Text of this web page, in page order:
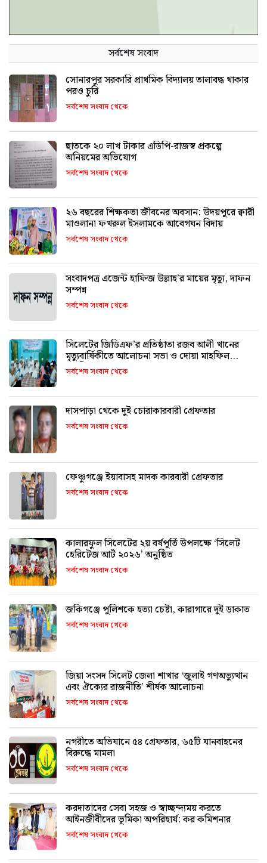
সর্বশেষ সংবাদ
সোনারপুর সরকারি প্রাথমিক বিদ্যালয় তালাবদ্ধ থাকার
পরও চুরি
সর্বশেষ সংবাদ থেকে
ছাতকে ২০ লাখ টাকার এডিপি-রাজস্ব প্রকল্পে
অনিয়মের অভিযোগ
সর্বশেষ সংবাদ থেকে
২৬ বছরের শিক্ষকতা জীবনের অবসান: উদয়পুরে ক্বারী
মাওলানা ফখরুল ইসলামকে আবেগঘন বিদায়
সর্বশেষ সংবাদ থেকে
সংবাদপত্র এজেন্ট হাফিজ উল্লাহ’র মায়ের মৃত্যু, দাফন
সম্পন্ন
সর্বশেষ সংবাদ থেকে
সিলেটের জিডিএফ’র প্রতিষ্ঠাতা রজব আলী খানের
মৃত্যুবার্ষিকীতে আলোচনা সভা ও দোয়া মাহফিল
অনুষ্ঠিত
সর্বশেষ সংবাদ থেকে
দাসপাড়া থেকে দুই চোরাকারবারী গ্রেফতার
সর্বশেষ সংবাদ থেকে
ফেঞ্চুগঞ্জে ইয়াবাসহ মাদক কারবারী গ্রেফতার
সর্বশেষ সংবাদ থেকে
কালারফুল সিলেটের ২য় বর্ষপূর্তি উপলক্ষে ‘সিলেট
হেরিটেজ আর্ট ২০২৬’ অনুষ্ঠিত
সর্বশেষ সংবাদ থেকে
জকিগঞ্জে পুলিশকে হত্যা চেষ্টা, কারাগারে দুই ডাকাত
সর্বশেষ সংবাদ থেকে
জিয়া সংসদ সিলেট জেলা শাখার ‘জুলাই গণঅভ্যুত্থান
এবং ঐক্যের রাজনীতি’ শীর্ষক আলোচনা
সর্বশেষ সংবাদ থেকে
নগরীতে অভিযানে ৫৪ গ্রেফতার, ৬৫টি যানবাহনের
বিরুদ্ধে মামলা
সর্বশেষ সংবাদ থেকে
করদাতাদের সেবা সহজ ও স্বাচ্ছন্দ্যময় করতে
আইনজীবীদের ভূমিকা অপরিহার্য: কর কমিশনার
সর্বশেষ সংবাদ থেকে